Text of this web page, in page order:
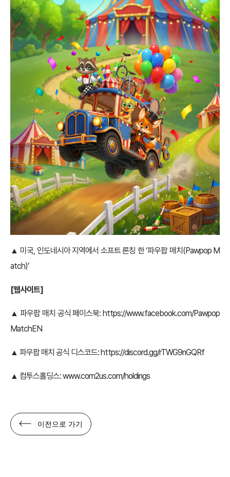
▲ 미국, 인도네시아 지역에서 소프트 론칭 한 ‘파우팝 매치(Pawpop M
atch)’
[웹사이트]
▲ 파우팝 매치 공식 페이스북: https://www.facebook.com/Pawpop
MatchEN
▲ 파우팝 매치 공식 디스코드:https://discord.gg/rTWG9nGQRf
▲ 컴투스홀딩스:www.com2us.com/holdings
이전으로 가기